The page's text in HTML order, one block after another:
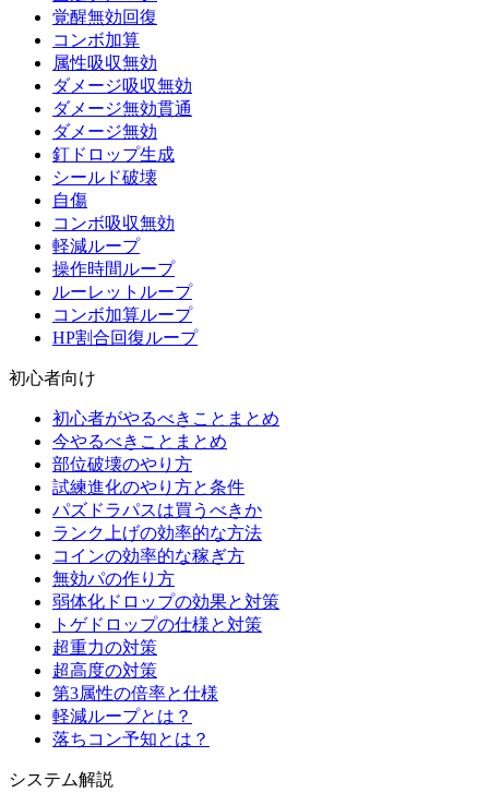
覚醒無効回復
コンボ加算
属性吸収無効
ダメージ吸収無効
ダメージ無効貫通
ダメージ無効
釘ドロップ生成
シールド破壊
自傷
コンボ吸収無効
軽減ループ
操作時間ループ
ルーレットループ
コンボ加算ループ
HP割合回復ループ
初心者向け
初心者がやるべきことまとめ
今やるべきことまとめ
部位破壊のやり方
試練進化のやり方と条件
パズドラパスは買うべきか
ランク上げの効率的な方法
コインの効率的な稼ぎ方
無効パの作り方
弱体化ドロップの効果と対策
トゲドロップの仕様と対策
超重力の対策
超高度の対策
第3属性の倍率と仕様
軽減ループとは？
落ちコン予知とは？
システム解説